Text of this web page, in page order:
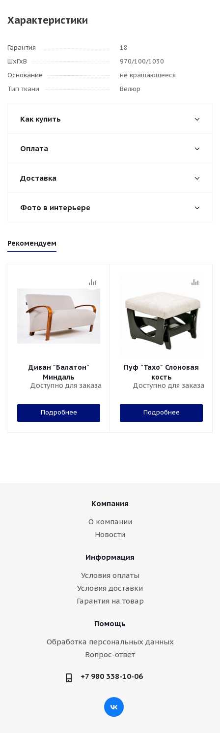
Характеристики
Гарантия
18
ШхГхВ
970/100/1030
Основание
не вращающееся
Тип ткани
Велюр
Как купить
Оплата
Доставка
Фото в интерьере
Рекомендуем
Диван "Балатон"
Миндаль
Доступно для заказа
Подробнее
Пуф "Тахо" Слоновая
кость
Доступно для заказа
Подробнее
Компания
О компании
Новости
Информация
Условия оплаты
Условия доставки
Гарантия на товар
Помощь
Обработка персональных данных
Вопрос-ответ
+7 980 338-10-06